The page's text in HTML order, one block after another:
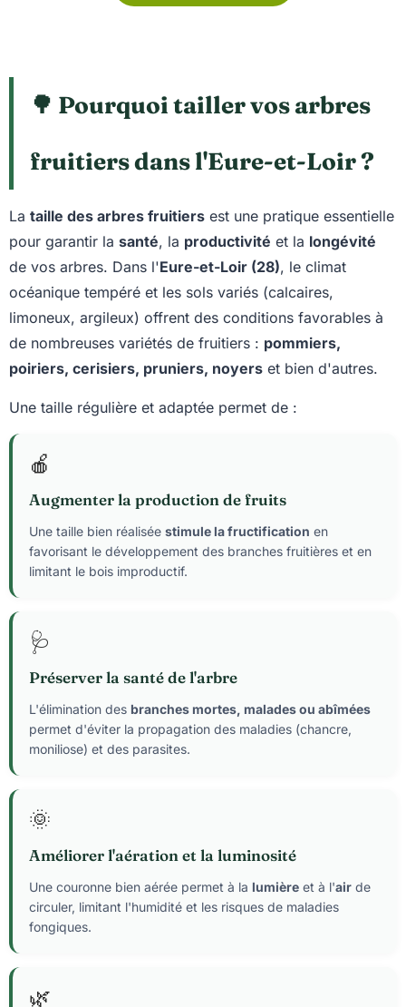
🌳 Pourquoi tailler vos arbres
fruitiers dans l'Eure-et-Loir ?
La taille des arbres fruitiers est une pratique essentielle
pour garantir la santé, la productivité et la longévité
de vos arbres. Dans l'Eure-et-Loir (28), le climat
océanique tempéré et les sols variés (calcaires,
limoneux, argileux) offrent des conditions favorables à
de nombreuses variétés de fruitiers : pommiers,
poiriers, cerisiers, pruniers, noyers et bien d'autres.
Une taille régulière et adaptée permet de :
🍎
Augmenter la production de fruits
Une taille bien réalisée stimule la fructification en
favorisant le développement des branches fruitières et en
limitant le bois improductif.
🩺
Préserver la santé de l'arbre
L'élimination des branches mortes, malades ou abîmées
permet d'éviter la propagation des maladies (chancre,
moniliose) et des parasites.
🌞
Améliorer l'aération et la luminosité
Une couronne bien aérée permet à la lumière et à l'air de
circuler, limitant l'humidité et les risques de maladies
fongiques.
🌿